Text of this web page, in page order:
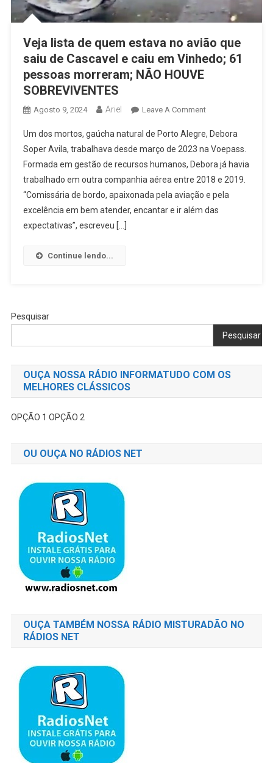
Veja lista de quem estava no avião que
saiu de Cascavel e caiu em Vinhedo; 61
pessoas morreram; NÃO HOUVE
SOBREVIVENTES
Agosto 9, 2024 Ariel Leave A CommentOn
Lista
De
Quem
Estava
No
Avião
Pessoas
NÃO
Um dos mortos, gaúcha natural de Porto Alegre, Debora
Soper Avila, trabalhava desde março de 2023 na Voepass.
Formada em gestão de recursos humanos, Debora já havia
trabalhado em outra companhia aérea entre 2018 e 2019.
“Comissária de bordo, apaixonada pela aviação e pela
excelência em bem atender, encantar e ir além das
expectativas”, escreveu […]
Continue lendo...
Pesquisar
Pesquisar
OUÇA NOSSA RÁDIO INFORMATUDO COM OS
MELHORES CLÁSSICOS
OPÇÃO 1 OPÇÃO 2
OU OUÇA NO RÁDIOS NET
OUÇA TAMBÉM NOSSA RÁDIO MISTURADÃO NO
RÁDIOS NET